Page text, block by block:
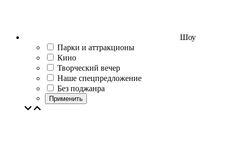
Шоу
Парки и аттракционы
Кино
Творческий вечер
Наше спецпредложение
Без поджанра
Применить